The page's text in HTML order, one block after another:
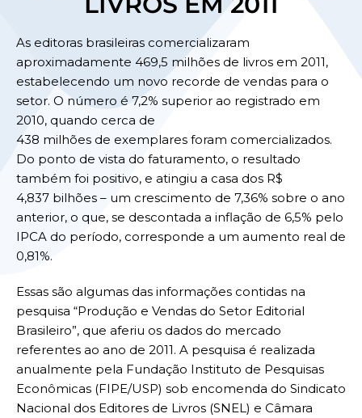
As editoras brasileiras comercializaram
aproximadamente 469,5 milhões de livros em 2011,
estabelecendo um novo recorde de vendas para o
setor. O número é 7,2% superior ao registrado em
2010, quando cerca de
438 milhões de exemplares foram comercializados.
Do ponto de vista do faturamento, o resultado
também foi positivo, e atingiu a casa dos R$
4,837 bilhões – um crescimento de 7,36% sobre o ano
anterior, o que, se descontada a inflação de 6,5% pelo
IPCA do período, corresponde a um aumento real de
0,81%.
Essas são algumas das informações contidas na
pesquisa “Produção e Vendas do Setor Editorial
Brasileiro”, que aferiu os dados do mercado
referentes ao ano de 2011. A pesquisa é realizada
anualmente pela Fundação Instituto de Pesquisas
Econômicas (FIPE/USP) sob encomenda do Sindicato
Nacional dos Editores de Livros (SNEL) e Câmara